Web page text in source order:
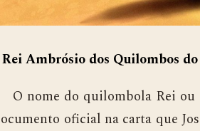
Rei Ambrósio dos Quilombos
do quilombola Rei ou
oficial na carta que